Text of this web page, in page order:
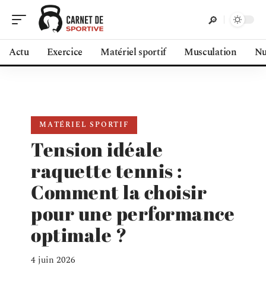
Actu Exercice Matériel sportif Musculation
MATÉRIEL SPORTIF
Tension idéale
raquette tennis :
Comment la choisir
pour une performance
optimale ?
4 juin 2026